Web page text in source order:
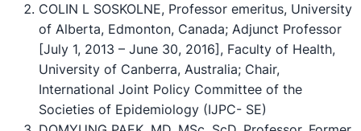
COLIN L SOSKOLNE, Professor emeritus, University
of Alberta, Edmonton, Canada; Adjunct Professor
[July 1, 2013 – June 30, 2016], Faculty of Health,
University of Canberra, Australia; Chair,
International Joint Policy Committee of the
Societies of Epidemiology (IJPC- SE)